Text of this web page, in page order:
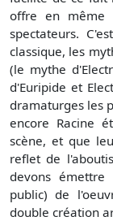
offre en même
spectateurs.
classique, les
(le mythe
d'Euripide et
dramaturges les
encore Racine
scène, et que
reflet de
devons
public) de
double création